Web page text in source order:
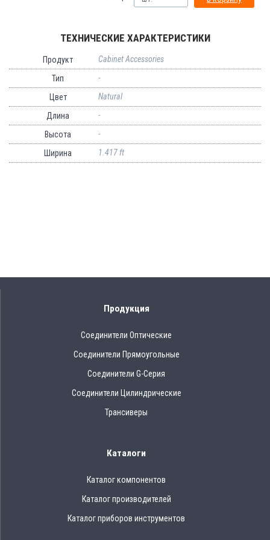
ТЕХНИЧЕСКИЕ ХАРАКТЕРИСТИКИ
Продукт
Cabinet Accessories
Тип
-
Цвет
Natural
Длина
-
Высота
-
Ширина
1.417 ft
Продукция
Соединители Оптические
Соединители Прямоугольные
Соединители G-Серия
Соединители Цилиндрические
Трансиверы
Каталоги
Каталог компонентов
Каталог производителей
Каталог приборов инструментов